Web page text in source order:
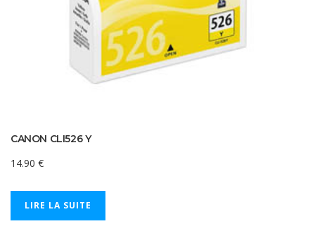
CANON CLI526 Y
14.90 €
LIRE LA SUITE